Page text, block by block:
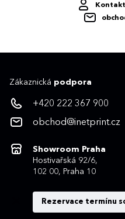
Zákaznická podpora
+420 222 367 900
obchod@inetprint.cz
Showroom Praha
Hostivařská 92/6,
102 00, Praha 10
Rezervace termínu